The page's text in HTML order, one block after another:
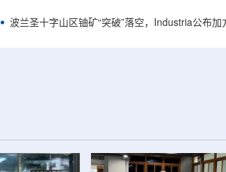
波兰圣十字山区铀矿“突破”落空，Industria公布